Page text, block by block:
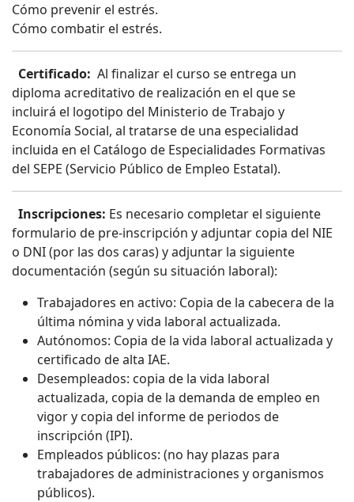
Cómo prevenir el estrés.
Cómo combatir el estrés.
Certificado: Al finalizar el curso se entrega un
diploma acreditativo de realización en el que se
incluirá el logotipo del Ministerio de Trabajo y
Economía Social, al tratarse de una especialidad
incluida en el Catálogo de Especialidades Formativas
del SEPE (Servicio Público de Empleo Estatal).
Inscripciones: Es necesario completar el siguiente
formulario de pre-inscripción y adjuntar copia del NIE
o DNI (por las dos caras) y adjuntar la siguiente
documentación (según su situación laboral):
Trabajadores en activo: Copia de la cabecera de la
última nómina y vida laboral actualizada.
Autónomos: Copia de la vida laboral actualizada y
certificado de alta IAE.
Desempleados: copia de la vida laboral
actualizada, copia de la demanda de empleo en
vigor y copia del informe de periodos de
inscripción (IPI).
Empleados públicos: (no hay plazas para
trabajadores de administraciones y organismos
públicos).